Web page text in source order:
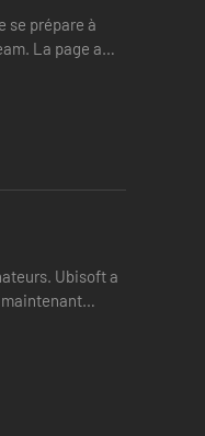
se prépare à
La page a
Ubisoft a
maintenant